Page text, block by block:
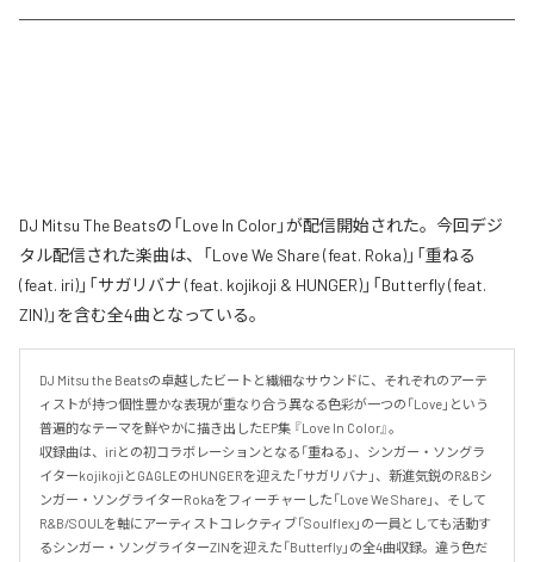
DJ Mitsu The Beatsの「Love In Color」が配信開始された。今回デジ
タル配信された楽曲は、「Love We Share (feat. Roka)」「重ねる
(feat. iri)」「サガリバナ (feat. kojikoji & HUNGER)」「Butterfly (feat.
ZIN)」を含む全4曲となっている。
DJ Mitsu the Beatsの卓越したビートと繊細なサウンドに、それぞれのアーテ
ィストが持つ個性豊かな表現が重なり合う異なる色彩が一つの「Love」という
普遍的なテーマを鮮やかに描き出したEP集 『Love In Color』。
収録曲は、iriとの初コラボレーションとなる「重ねる」、シンガー・ソングラ
イターkojikojiとGAGLEのHUNGERを迎えた「サガリバナ」、新進気鋭のR&Bシ
ンガー・ソングライターRokaをフィーチャーした「Love We Share」、そして
R&B/SOULを軸にアーティストコレクティブ「Soulflex」の一員としても活動す
るシンガー・ソングライターZINを迎えた「Butterfly」の全4曲収録。違う色だ